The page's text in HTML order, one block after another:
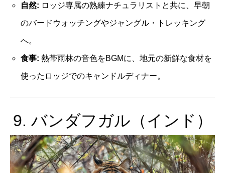
自然: ロッジ専属の熟練ナチュラリストと共に、早朝
のバードウォッチングやジャングル・トレッキング
へ。
食事: 熱帯雨林の音色をBGMに、地元の新鮮な食材を
使ったロッジでのキャンドルディナー。
9. バンダフガル（インド）